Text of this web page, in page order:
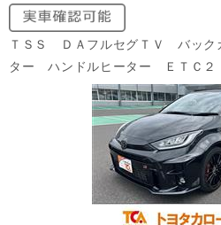
ＴＳＳ ＤＡフルセグＴＶ バック
ター ハンドルヒーター ＥＴＣ２